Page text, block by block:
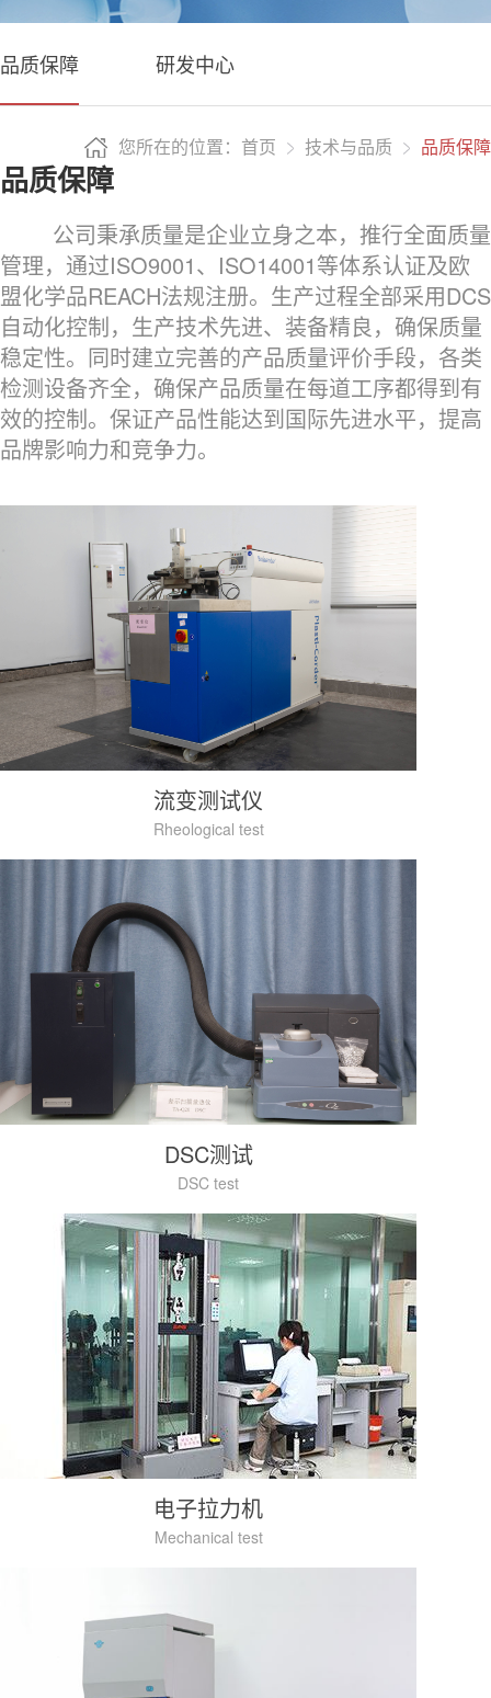
品质保障 研发中心
您所在的位置：首页 技术与品质 品质保障
品质保障
公司秉承质量是企业立身之本，推行全面质量
管理，通过ISO9001、ISO14001等体系认证及欧
盟化学品REACH法规注册。生产过程全部采用DCS
自动化控制，生产技术先进、装备精良，确保质量
稳定性。同时建立完善的产品质量评价手段，各类
检测设备齐全，确保产品质量在每道工序都得到有
效的控制。保证产品性能达到国际先进水平，提高
品牌影响力和竞争力。
流变测试仪
Rheological test
DSC测试
DSC test
电子拉力机
Mechanical test